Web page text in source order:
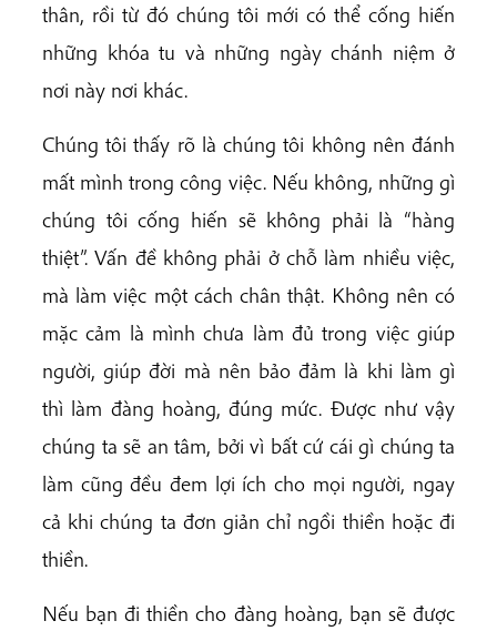
thân, rồi từ đó chúng tôi mới có thể cống hiến
những khóa tu và những ngày chánh niệm ở
nơi này nơi khác.
Chúng tôi thấy rõ là chúng tôi không nên đánh
mất mình trong công việc. Nếu không, những gì
chúng tôi cống hiến sẽ không phải là “hàng
thiệt”. Vấn đề không phải ở chỗ làm nhiều việc,
mà làm việc một cách chân thật. Không nên có
mặc cảm là mình chưa làm đủ trong việc giúp
người, giúp đời mà nên bảo đảm là khi làm gì
thì làm đàng hoàng, đúng mức. Được như vậy
chúng ta sẽ an tâm, bởi vì bất cứ cái gì chúng ta
làm cũng đều đem lợi ích cho mọi người, ngay
cả khi chúng ta đơn giản chỉ ngồi thiền hoặc đi
thiền.
Nếu bạn đi thiền cho đàng hoàng, bạn sẽ được